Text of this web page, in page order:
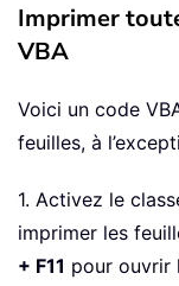
Imprimer
VBA
Voici un code
feuilles, à
1. Activez le
imprimer les
+ F11 pour ouvrir